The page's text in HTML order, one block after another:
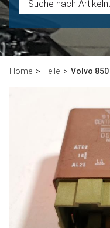
Home Teile Volvo